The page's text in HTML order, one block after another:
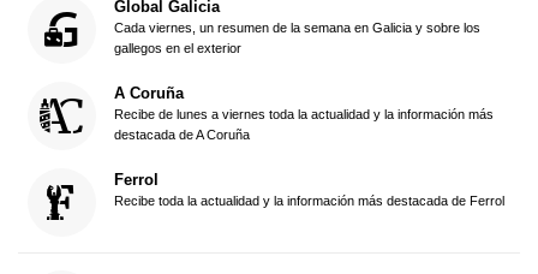
Global Galicia
Cada viernes, un resumen de la semana en Galicia y sobre los
gallegos en el exterior
A Coruña
Recibe de lunes a viernes toda la actualidad y la información más
destacada de A Coruña
Ferrol
Recibe toda la actualidad y la información más destacada de Ferrol